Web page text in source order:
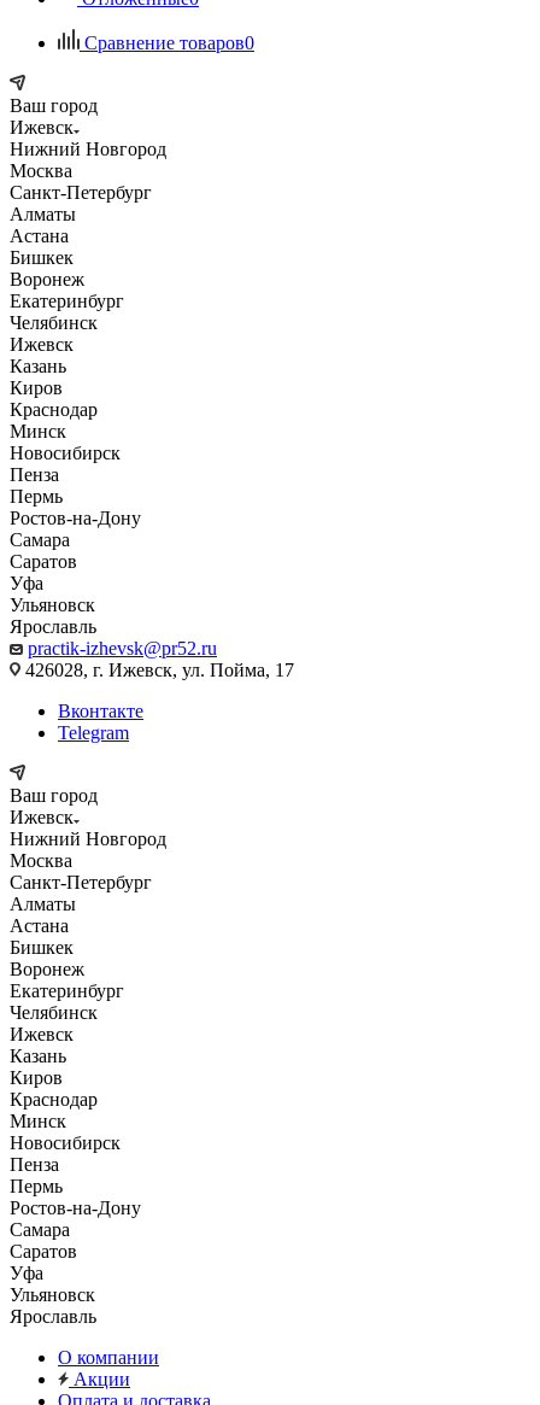
Сравнение товаров0
Ваш город
Ижевск
Нижний Новгород
Москва
Санкт-Петербург
Алматы
Астана
Бишкек
Воронеж
Екатеринбург
Челябинск
Ижевск
Казань
Киров
Краснодар
Минск
Новосибирск
Пенза
Пермь
Ростов-на-Дону
Самара
Саратов
Уфа
Ульяновск
Ярославль
practik-izhevsk@pr52.ru
426028, г. Ижевск, ул. Пойма, 17
Вконтакте
Telegram
Ваш город
Ижевск
Нижний Новгород
Москва
Санкт-Петербург
Алматы
Астана
Бишкек
Воронеж
Екатеринбург
Челябинск
Ижевск
Казань
Киров
Краснодар
Минск
Новосибирск
Пенза
Пермь
Ростов-на-Дону
Самара
Саратов
Уфа
Ульяновск
Ярославль
О компании
Акции
Оплата и доставка